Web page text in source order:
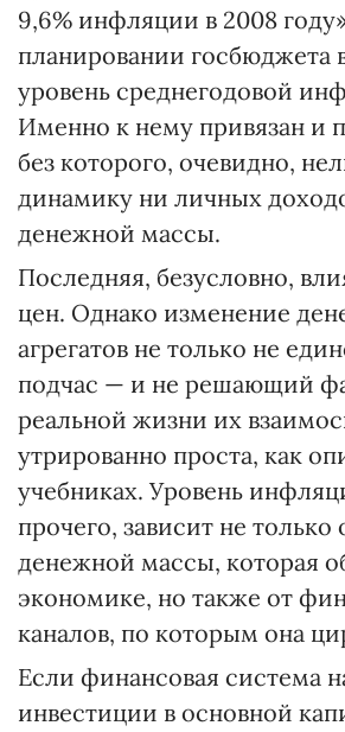
9,6% инфляции в 2008
планировании госбюджета
уровень среднегодовой
Именно к нему привязан и
без которого, очевидно,
динамику ни личных
денежной массы.
Последняя, безусловно,
цен. Однако изменение
агрегатов не только не
подчас — и не решающий
реальной жизни их
утрированно проста, как
учебниках. Уровень
прочего, зависит не только
денежной массы, которая
экономике, но также от
каналов, по которым она
Если финансовая система
инвестиции в основной